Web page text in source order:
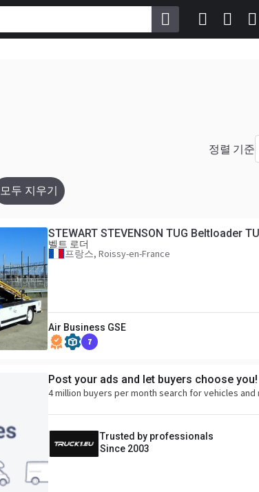
정렬 기준
모두 지우기
STEWART STEVENSON TUG Beltloader
벨트 로더
프랑스, Roissy-en-France
Air Business GSE
7
Post your ads and let buyers choose you!
4 million buyers per month search for vehicles and
Trusted by professionals
Since 2003